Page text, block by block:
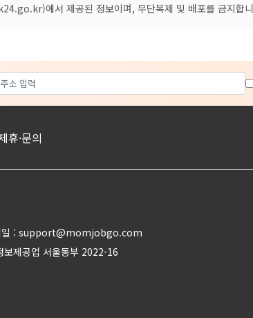
에서 제공된 정보이며, 무단복제 및 배포를 금지합
휴·문의
일 : support@momjobgo.com
제공업 서울동부 2022-16